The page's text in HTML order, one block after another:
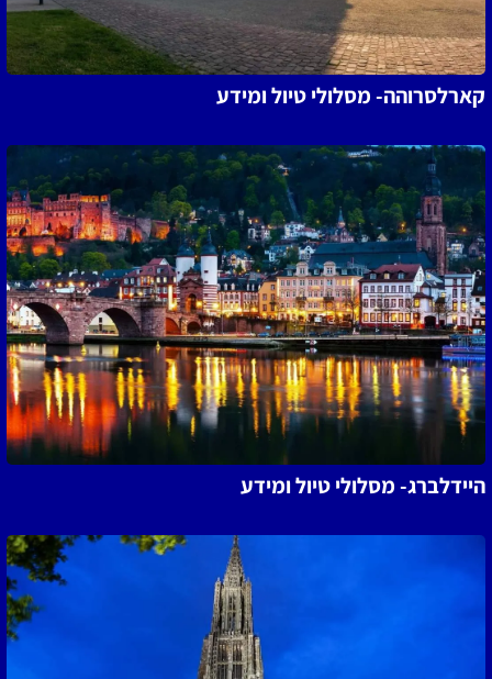
קארלסרוהה- מסלולי טיול ומידע
היידלברג- מסלולי טיול ומידע